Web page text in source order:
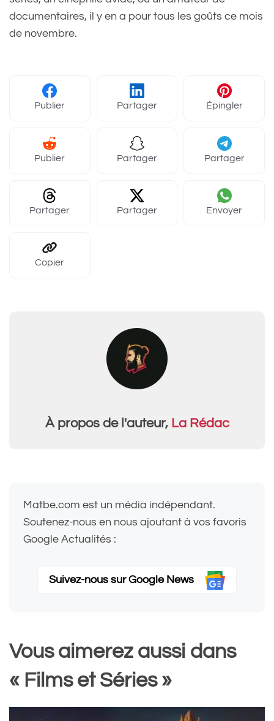
documentaires, il y en a pour tous les goûts ce mois
de novembre.
Publier Partager Épingler
Publier Partager Partager
Partager Partager Envoyer
Copier
À propos de l'auteur, La Rédac
Matbe.com est un média indépendant.
Soutenez-nous en nous ajoutant à vos favoris
Google Actualités :
Suivez-nous sur Google News
Vous aimerez aussi dans
« Films et Séries »